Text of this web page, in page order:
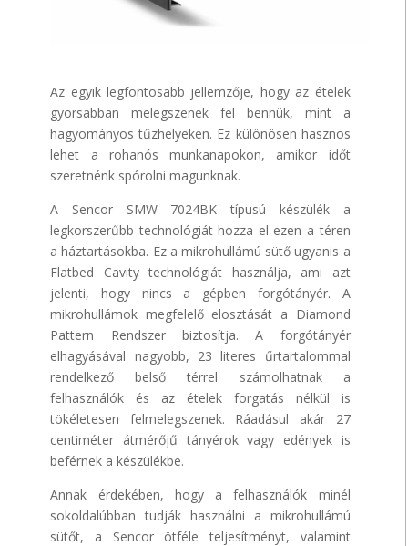
Az egyik legfontosabb jellemzője, hogy az ételek
gyorsabban melegszenek fel bennük, mint a
hagyományos tűzhelyeken. Ez különösen hasznos
lehet a rohanós munkanapokon, amikor időt
szeretnénk spórolni magunknak.
A Sencor SMW 7024BK típusú készülék a
legkorszerűbb technológiát hozza el ezen a téren
a háztartásokba. Ez a mikrohullámú sütő ugyanis a
Flatbed Cavity technológiát használja, ami azt
jelenti, hogy nincs a gépben forgótányér. A
mikrohullámok megfelelő elosztását a Diamond
Pattern Rendszer biztosítja. A forgótányér
elhagyásával nagyobb, 23 literes űrtartalommal
rendelkező belső térrel számolhatnak a
felhasználók és az ételek forgatás nélkül is
tökéletesen felmelegszenek. Ráadásul akár 27
centiméter átmérőjű tányérok vagy edények is
beférnek a készülékbe.
Annak érdekében, hogy a felhasználók minél
sokoldalúbban tudják használni a mikrohullámú
sütőt, a Sencor ötféle teljesítményt, valamint